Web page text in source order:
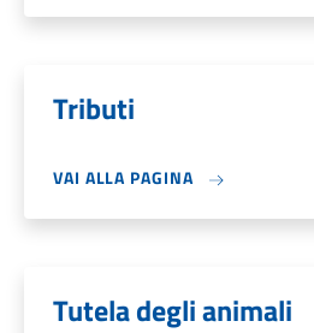
Tributi
VAI ALLA PAGINA
Tutela degli animali